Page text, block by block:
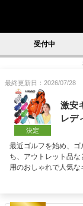
受付中
最終更新日：2026/07/28
決定
激安
レデ
最近ゴルフを始め、
ち、アウトレット品
用のおしゃれで人気な